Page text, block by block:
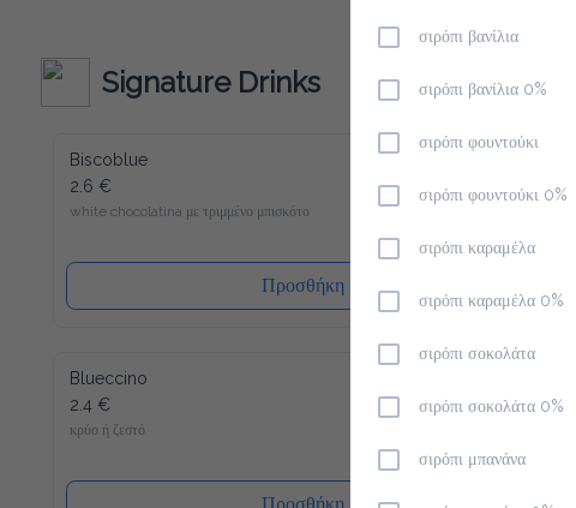
Macchiato γεύση! Γλυκύτητα χωρίς τύψεις - και αυτό ακόμα
γεμάτο βιταμίνες και μέταλλα. Το Slim Coffee περιέχει επίσης
καφεΐνη.Signature Drinks
Biscoblue
2.6 €
white chocolatina με τριμμένο μπισκότο
Προσθήκη
Blueccino
2.4 €
κρύο ή ζεστό
Προσθήκη
σιρόπι βανίλια
σιρόπι βανίλια 0%
σιρόπι φουντούκι
σιρόπι φουντούκι 0%
σιρόπι καραμέλα
σιρόπι καραμέλα 0%
σιρόπι σοκολάτα
σιρόπι σοκολάτα 0%
σιρόπι μπανάνα